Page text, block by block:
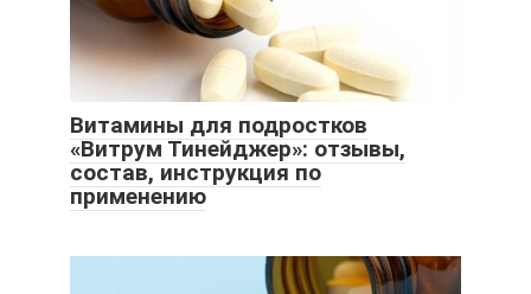
Витамины для подростков
«Витрум Тинейджер»: отзывы,
состав, инструкция по
применению